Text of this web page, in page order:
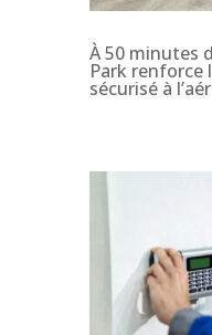
À 50 minutes
Park renforce
sécurisé à